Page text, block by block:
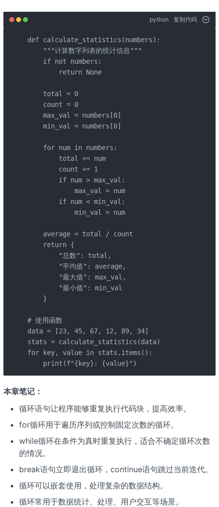
python 复制代码
def calculate_statistics(numbers):
    """计算数字列表的统计信息"""
    if not numbers:
        return None
    total = 0
    count = 0
    max_val = numbers[0]
    min_val = numbers[0]
    for num in numbers:
        total += num
        count += 1
        if num > max_val:
            max_val = num
        if num < min_val:
            min_val = num
    average = total / count
    return {
        "总数": total,
        "平均值": average,
        "最大值": max_val,
        "最小值": min_val
    }
# 使用函数
data = [23, 45, 67, 12, 89, 34]
stats = calculate_statistics(data)
for key, value in stats.items():
    print(f"{key}: {value}")
本章笔记：
循环语句让程序能够重复执行代码块，提高效率。
for循环用于遍历序列或控制固定次数的循环。
while循环在条件为真时重复执行，适合不确定循环次数
的情况。
break语句立即退出循环，continue语句跳过当前迭代。
循环可以嵌套使用，处理复杂的数据结构。
循环常用于数据统计、处理、用户交互等场景。